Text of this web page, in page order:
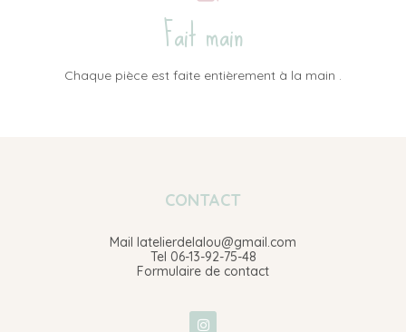
Fait main
Chaque pièce est faite entièrement à la main .
CONTACT
Mail latelierdelalou@gmail.com
Tel 06-13-92-75-48
Formulaire de contact